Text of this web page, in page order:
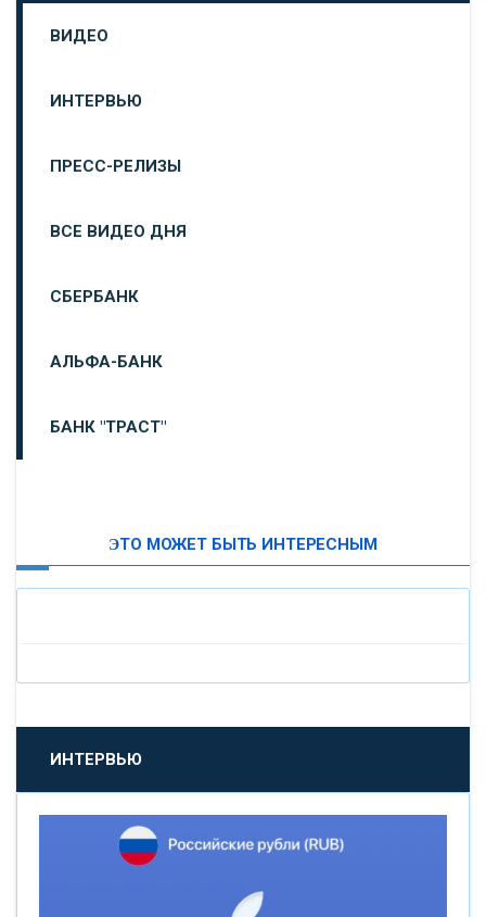
ВИДЕО
ИНТЕРВЬЮ
ПРЕСС-РЕЛИЗЫ
ВСЕ ВИДЕО ДНЯ
СБЕРБАНК
АЛЬФА-БАНК
БАНК "ТРАСТ"
«БАНК САНКТ-ПЕТЕРБУРГ»
«ПРОМСВЯЗЬБАНК»
«НОВИКОМБАНК»
ЭТО МОЖЕТ БЫТЬ ИНТЕРЕСНЫМ
ИНТЕРВЬЮ